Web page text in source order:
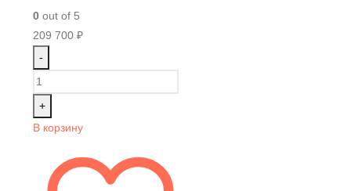
0 out of 5
209 700 ₽
-
+
В корзину